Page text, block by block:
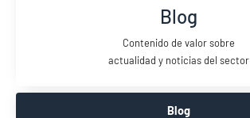
Blog
Contenido de valor sobre
actualidad y noticias del sector
Blog